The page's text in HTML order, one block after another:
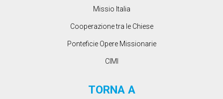
Missio Italia
Cooperazione tra le Chiese
Ponteficie Opere Missionarie
CIMI
TORNA A